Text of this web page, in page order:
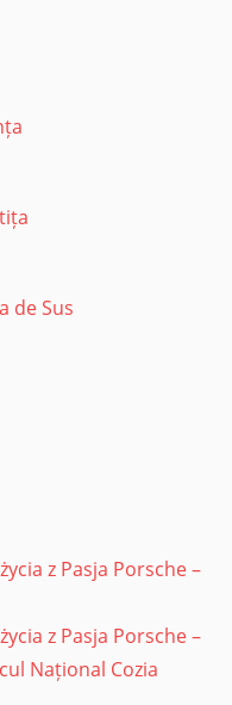
de Sus
z Pasja Porsche –
z Pasja Porsche –
Național Cozia